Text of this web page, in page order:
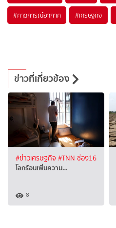
#คาดการณ์อากาศ #เศรษฐกิจ
ข่าวที่เกี่ยวข้อง
#ข่าวเศรษฐกิจ #TNN ช่อง16
โลกร้อนเพิ่มความ…
8